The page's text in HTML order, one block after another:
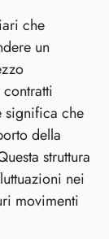
che
un
significa che
della
struttura
nei
movimenti